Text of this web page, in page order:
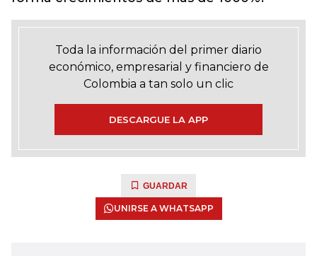
Toda la información del primer diario
económico, empresarial y financiero de
Colombia a tan solo un clic
DESCARGUE LA APP
GUARDAR
UNIRSE A WHATSAPP